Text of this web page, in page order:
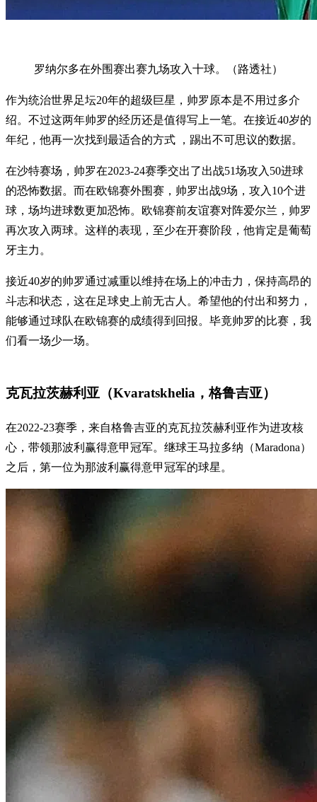
罗纳尔多在外围赛出赛九场攻入十球。（路透社）
作为统治世界足坛20年的超级巨星，帅罗原本是不用过多介
绍。不过这两年帅罗的经历还是值得写上一笔。在接近40岁的
年纪，他再一次找到最适合的方式 ，踢出不可思议的数据。
在沙特赛场，帅罗在2023-24赛季交出了出战51场攻入50进球
的恐怖数据。而在欧锦赛外围赛，帅罗出战9场，攻入10个进
球，场均进球数更加恐怖。欧锦赛前友谊赛对阵爱尔兰，帅罗
再次攻入两球。这样的表现，至少在开赛阶段，他肯定是葡萄
牙主力。
接近40岁的帅罗通过减重以维持在场上的冲击力，保持高昂的
斗志和状态，这在足球史上前无古人。希望他的付出和努力，
能够通过球队在欧锦赛的成绩得到回报。毕竟帅罗的比赛，我
们看一场少一场。
克瓦拉茨赫利亚（Kvaratskhelia，格鲁吉亚）
在2022-23赛季，来自格鲁吉亚的克瓦拉茨赫利亚作为进攻核
心，带领那波利赢得意甲冠军。继球王马拉多纳（Maradona）
之后，第一位为那波利赢得意甲冠军的球星。